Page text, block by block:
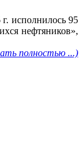
исполнилось 95
нефтяников»,
полностью ...)